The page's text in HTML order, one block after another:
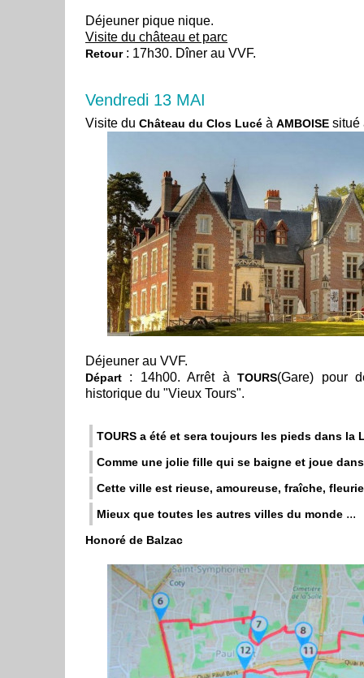
Déjeuner pique nique.
Visite du château et parc
Retour: 17h30. Dîner au VVF.
Vendredi 13 MAI
Visite du Château du Clos Lucé à AMBOISE situé
Déjeuner au VVF.
Départ : 14h00. Arrêt àTOURS(Gare) pour
historique du "Vieux Tours".
TOURS a été et sera toujours les pieds dans la
Comme une jolie fille qui se baigne et joue
Cette ville est rieuse, amoureuse, fraîche,
Mieux que toutes les autres villes du monde ...
Honoré de Balzac